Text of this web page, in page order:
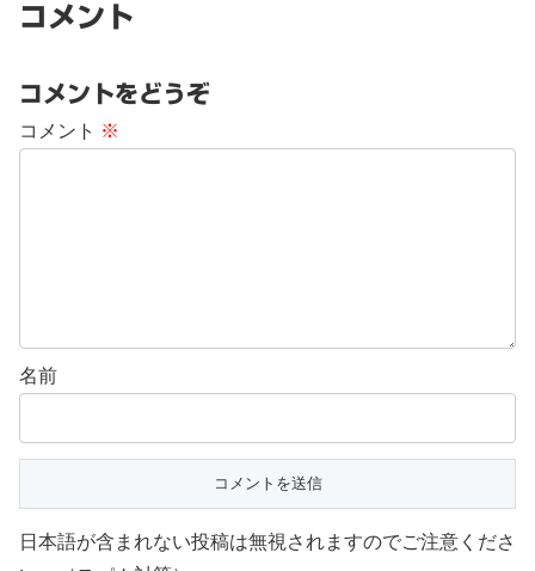
コメント
コメントをどうぞ
コメント ※
名前
日本語が含まれない投稿は無視されますのでご注意くださ